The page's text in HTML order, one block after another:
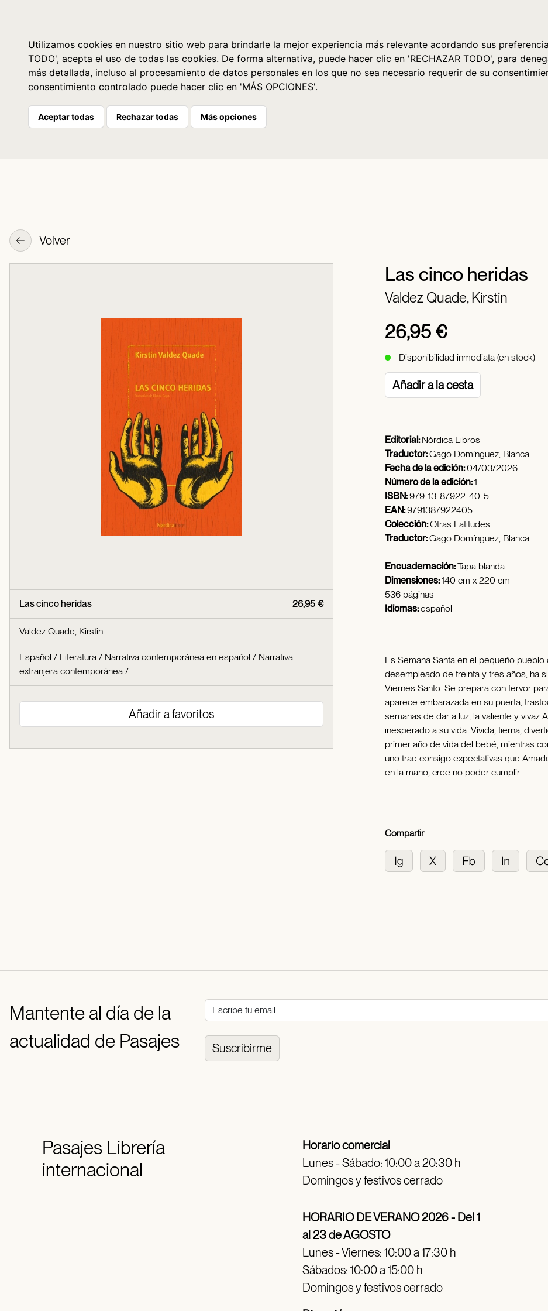
Utilizamos cookies en nuestro sitio web para brindarle la mejor experiencia más relevante acordando sus
TODO', acepta el uso de todas las cookies. De forma alternativa, puede hacer clic en 'RECHAZAR TODO', para
más detallada, incluso al procesamiento de datos personales en los que no sea necesario requerir de su
consentimiento controlado puede hacer clic en 'MÁS OPCIONES'.
Aceptar todas Rechazar todas Más opciones
Volver
Las cinco heridas
Valdez Quade, Kirstin
26,95 €
Disponibilidad inmediata (en stock)
Añadir a la cesta
26,95 €
Las cinco heridas
Valdez Quade, Kirstin
Español / Literatura / Narrativa contemporánea en español / Narrativa
extranjera contemporánea /
Añadir a favoritos
Editorial:Nórdica Libros
Traductor:Gago Domínguez, Blanca
Fecha de la edición:04/03/2026
Número de la edición:1
ISBN:979-13-87922-40-5
EAN:9791387922405
Colección:Otras Latitudes
Traductor:Gago Domínguez, Blanca
Encuadernación:Tapa blanda
Dimensiones:140 cm x 220 cm
536 páginas
Idiomas:español
Es Semana Santa en el pequeño
desempleado de treinta y tres años, ha
Viernes Santo. Se prepara con fervor
aparece embarazada en su puerta,
semanas de dar a luz, la valiente y vivaz
inesperado a su vida. Vívida, tierna,
primer año de vida del bebé, mientras
uno trae consigo expectativas que
en la mano, cree no poder cumplir.
Compartir
Mantente al día de la
actualidad de Pasajes
Suscribirme
PasajesLibrería
internacional
Horario comercial
Lunes - Sábado: 10:00 a 20:30 h
Domingos y festivos cerrado
HORARIO DE VERANO 2026 - Del 1
al 23 de AGOSTO
Lunes - Viernes: 10:00 a 17:30 h
Sábados: 10:00 a 15:00 h
Domingos y festivos cerrado